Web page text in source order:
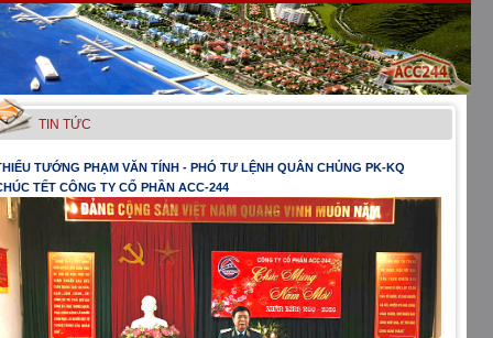
TIN TỨC
TƯỚNG PHẠM VĂN TÍNH - PHÓ TƯ LỆNH QUÂN CHỦNG PK-KQ
TẾT CÔNG TY CỔ PHẦN ACC-244